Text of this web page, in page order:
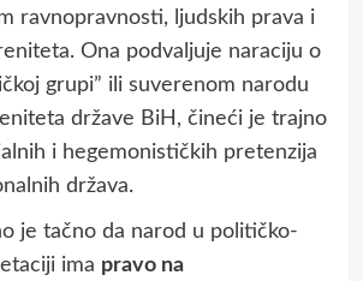
ravnopravnosti, ljudskih prava i
Ona podvaljuje naraciju o
grupi” ili suverenom narodu
države BiH, čineći je trajno
i hegemonističkih pretenzija
država.
je tačno da narod u političko-
ima pravo na